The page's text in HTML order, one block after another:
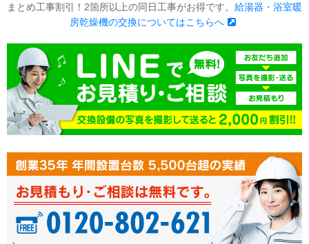
まとめ工事割引！2箇所以上の同日工事がお得です。 給湯器・浴室暖
房乾燥機の交換についてはこちらへ